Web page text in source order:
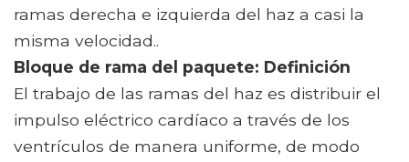
ramas derecha e izquierda del haz a casi la
misma velocidad..
Bloque de rama del paquete: Definición
El trabajo de las ramas del haz es distribuir el
impulso eléctrico cardíaco a través de los
ventrículos de manera uniforme, de modo